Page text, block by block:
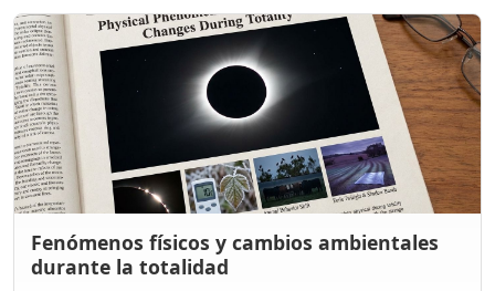
Fenómenos físicos y cambios ambientales
durante la totalidad